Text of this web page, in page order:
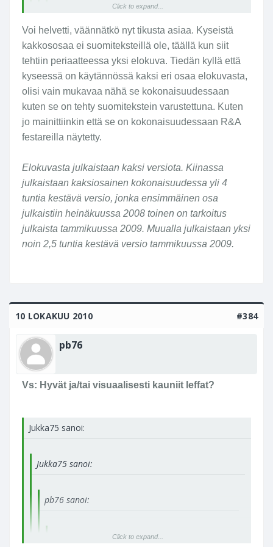
pb76 sanoi:
pb76 sanoi:
Mistäs tuon viisi tuntia repäisit
alkuperäinen kiinalainen versio
imdb:ssa, kestoa 146min..
Kyseisestä leffasta on liikkeellä monta eri
versiota, josta yleisin varmaankin tuo
146min. tiivistelmä.
Elokuva-arvostelu: Red Cliff
Click to expand...
laitoit? ja ymmärtää mitä siellä on kirjoitettu???
Tuosta leffasta ei todellakaan ole kovin montaa
leikataan/sensuroidaan omat muutamat minuutit
pois) Chi bi nyt saattuu olemaan eriversioissaan
tuon noin 150min ei viittä tuntia ei vaikka kuinka
haluaisit. Laskemalla yhteen Chi bi:n ja jatko-osan
myöhemmin 2009) pituudet päästään viiteen tuntiin,
kysessä on kuitenkin kaksi elokuvaa
;D
Click to expand...
Click to expand...
Voi helvetti, väännätkö nyt tikusta asiaa. Kyseistä
kakkososaa ei suomiteksteillä ole, täällä kun siit
tehtiin periaatteessa yksi elokuva. Tiedän kyllä että
kyseessä on käytännössä kaksi eri osaa elokuvasta,
olisi vain mukavaa nähä se kokonaisuudessaan
kuten se on tehty suomitekstein varustettuna. Kuten
jo mainittiinkin että se on kokonaisuudessaan R&A
festareilla näytetty.
Elokuvasta julkaistaan kaksi versiota. Kiinassa
julkaistaan kaksiosainen kokonaisuudessa yli 4
tuntia kestävä versio, jonka ensimmäinen osa
julkaistiin heinäkuussa 2008 toinen on tarkoitus
julkaista tammikuussa 2009. Muualla julkaistaan yksi
noin 2,5 tuntia kestävä versio tammikuussa 2009.
10 LOKAKUU 2010 #384
pb76
Vs: Hyvät ja/tai visuaalisesti kauniit leffat?
Jukka75 sanoi:
Jukka75 sanoi:
pb76 sanoi:
Click to expand...